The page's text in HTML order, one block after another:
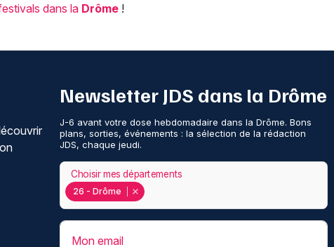
dans la Drôme !
Newsletter JDS dans la Drôme
J-6 avant votre dose hebdomadaire dans la Drôme. Bons
plans, sorties, événements : la sélection de la rédaction
JDS, chaque jeudi.
26 - Drôme
Choisir mes départements
Mon email